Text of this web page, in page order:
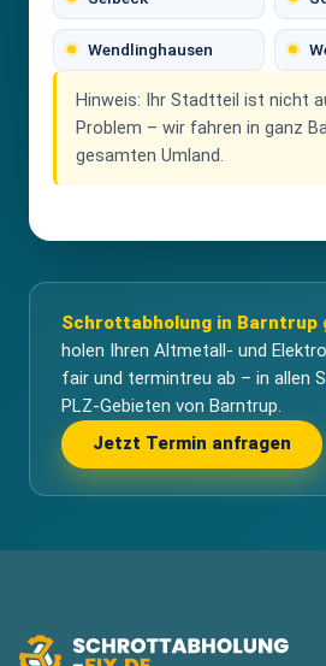
Wendlinghausen
Hinweis: Ihr Stadtteil ist nicht
Problem – wir fahren in ganz
gesamten Umland.
Schrottabholung in Barntrup
holen Ihren Altmetall- und
fair und termintreu ab – in allen
PLZ-Gebieten von Barntrup.
Jetzt Termin anfragen